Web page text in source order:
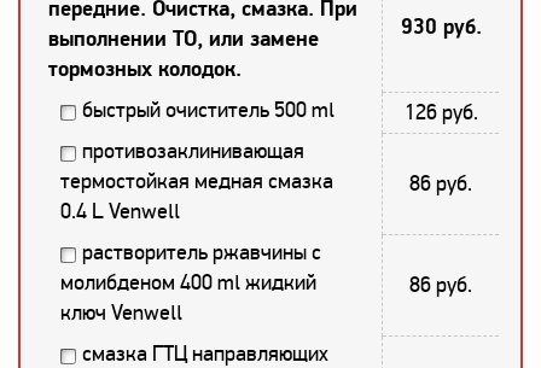
передние. Очистка, смазка. При
выполнении ТО, или замене
тормозных колодок.
930 руб.
быстрый очиститель 500 ml
126 руб.
противозаклинивающая
термостойкая медная смазка
0.4 L Venwell
86 руб.
растворитель ржавчины с
молибденом 400 ml жидкий
ключ Venwell
86 руб.
смазка ГТЦ направляющих